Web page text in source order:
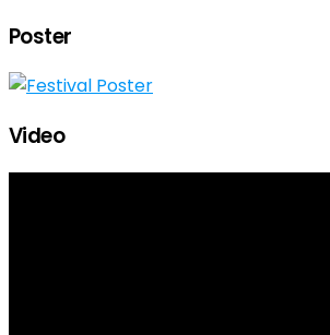
Poster
Video